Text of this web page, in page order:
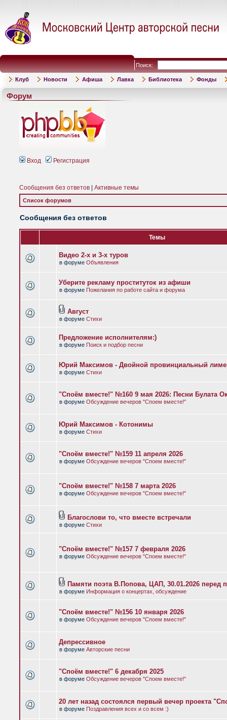
Поиск:
Клуб Новости Афиша Лавка Библиотека Фонды
Форум
Вход Регистрация
Сообщения без ответов Активные темы
Список форумов
Сообщения без ответов
Темы
Видео 2-х и 3-х туров
в форуме Объявления
Уберите рекламу проституток из афиши
в форуме Пожелания по работе сайта и форума
Август
в форуме Стихи
Предложение исполнителям:)
в форуме Поиск и подбор песни
Юрий Максимов - Двойной провинциальный
в форуме Стихи
"Споём вместе!" №160 9 мая 2026: Песни Булата
в форуме Обсуждение вечеров "Споем вместе!"
Юрий Максимов - Котонимы
в форуме Стихи
"Споём вместе!" №159 11 апреля 2026
в форуме Обсуждение вечеров "Споем вместе!"
"Споём вместе!" №158 7 марта 2026
в форуме Обсуждение вечеров "Споем вместе!"
Благослови то, что вместе встречали
в форуме Стихи
"Споём вместе!" №157 7 февраля 2026
в форуме Обсуждение вечеров "Споем вместе!"
Памяти поэта В.Попова, ЦАП, 30.01.2026 перед
в форуме Информация о концертах, обсуждение
"Споём вместе!" №156 10 января 2026
в форуме Обсуждение вечеров "Споем вместе!"
Депрессивное
в форуме Авторские песни
"Споём вместе!" 6 декабря 2025
в форуме Обсуждение вечеров "Споем вместе!"
20 лет назад состоялся первый вечер проекта
в форуме Поздравления всех и со всем :)